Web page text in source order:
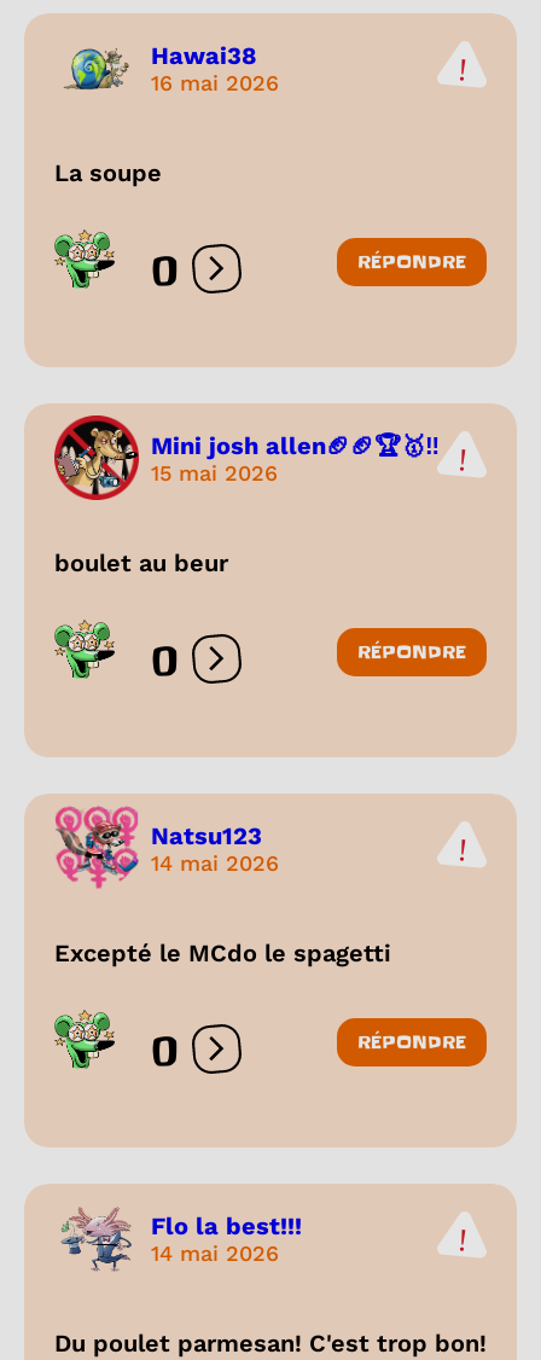
Hawai38
16 mai 2026
La soupe
0 Ouvrir les réactions
RÉPONDRE
Mini josh allen🏈🏈🏆🥇‼️
15 mai 2026
boulet au beur
0 Ouvrir les réactions
RÉPONDRE
Natsu123
14 mai 2026
Excepté le MCdo le spagetti
0 Ouvrir les réactions
RÉPONDRE
Flo la best!!!
14 mai 2026
Du poulet parmesan! C'est trop bon!